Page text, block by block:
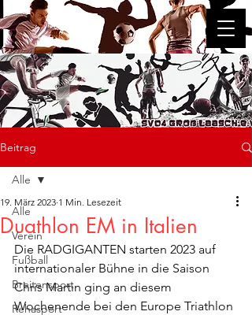
SV 04 Groß Laasch e.V.
Beitrag
Alle
Verein
Fußball
Breitensport
Rehasport
Alle
Duathlon EM in Italien
19. März 2023 1 Min. Lesezeit
Die RADGIGANTEN starten 2023 auf
internationaler Bühne in die Saison
Chris Martin ging an diesem
Wochenende bei den Europe Triathlon